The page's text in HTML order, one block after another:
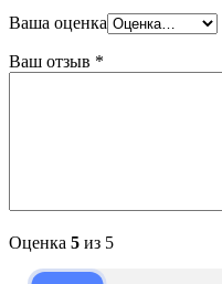
Ваша оценка
Ваш отзыв *
Оценка 5 из 5